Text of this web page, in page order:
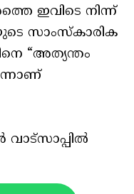
ഇവിടെ നിന്ന്
സാംസ്കാരിക
“അത്യന്തം